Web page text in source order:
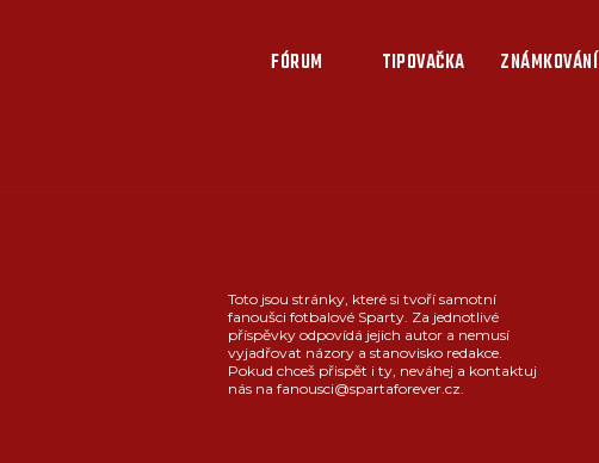
FÓRUM TIPOVAČKA ZNÁMKOVÁNÍ
Toto jsou stránky, které si tvoří samotní
fanoušci fotbalové Sparty. Za jednotlivé
příspěvky odpovídá jejich autor a nemusí
vyjadřovat názory a stanovisko redakce.
Pokud chceš přispět i ty, neváhej a kontaktuj
nás na fanousci@spartaforever.cz.